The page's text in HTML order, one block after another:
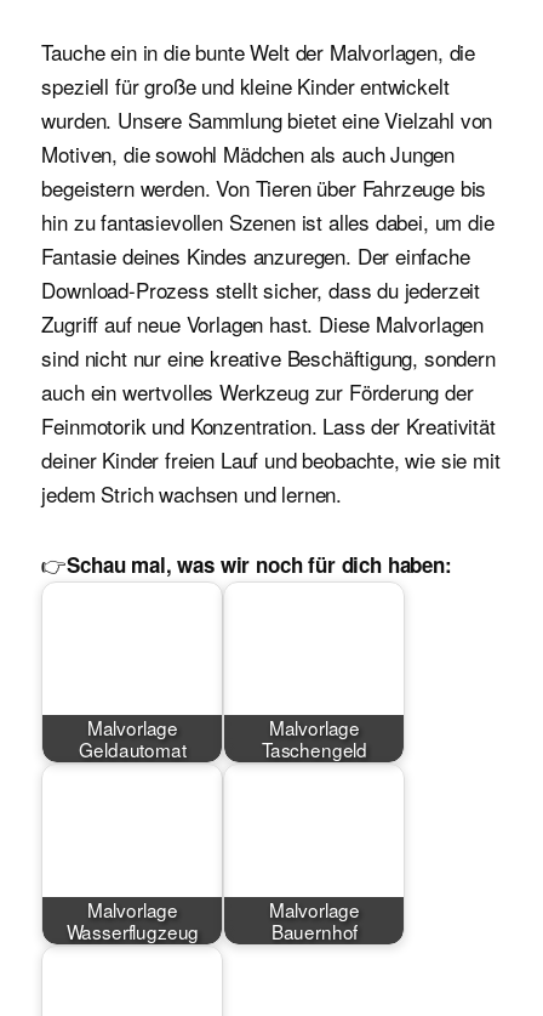
Tauche ein in die bunte Welt der Malvorlagen, die
speziell für große und kleine Kinder entwickelt
wurden. Unsere Sammlung bietet eine Vielzahl von
Motiven, die sowohl Mädchen als auch Jungen
begeistern werden. Von Tieren über Fahrzeuge bis
hin zu fantasievollen Szenen ist alles dabei, um die
Fantasie deines Kindes anzuregen. Der einfache
Download-Prozess stellt sicher, dass du jederzeit
Zugriff auf neue Vorlagen hast. Diese Malvorlagen
sind nicht nur eine kreative Beschäftigung, sondern
auch ein wertvolles Werkzeug zur Förderung der
Feinmotorik und Konzentration. Lass der Kreativität
deiner Kinder freien Lauf und beobachte, wie sie mit
jedem Strich wachsen und lernen.
👉Schau mal, was wir noch für dich haben:
Malvorlage
Geldautomat
Malvorlage
Taschengeld
Malvorlage
Wasserflugzeug
Malvorlage
Bauernhof